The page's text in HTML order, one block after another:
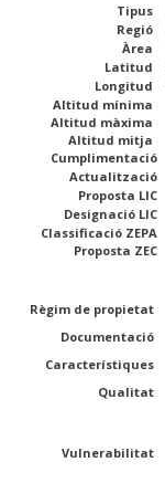
Tipus
Regió
Àrea
Latitud
Longitud
Altitud mínima
Altitud màxima
Altitud mitja
Cumplimentació
Actualització
Proposta LIC
Designació LIC
Classificació ZEPA
Proposta ZEC
Règim de propietat
Documentació
Característiques
Qualitat
Vulnerabilitat